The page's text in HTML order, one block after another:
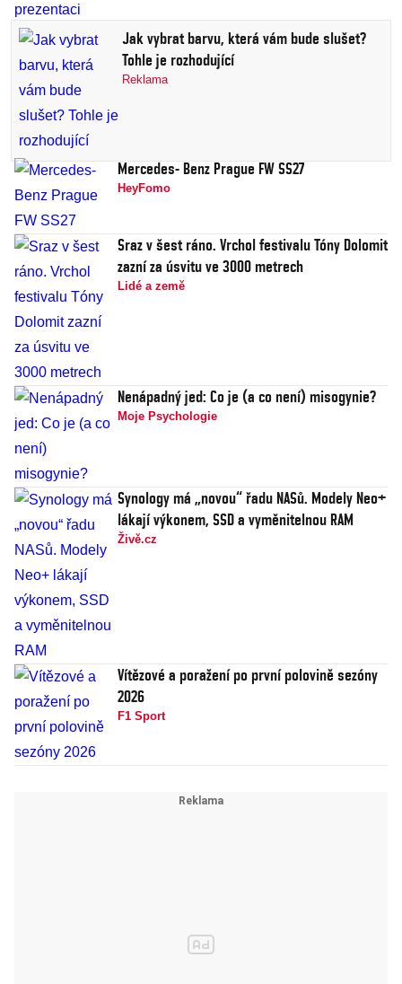
Jak vybrat barvu, která vám bude slušet?
Tohle je rozhodující
Reklama
Mercedes- Benz Prague FW SS27
HeyFomo
Sraz v šest ráno. Vrchol festivalu Tóny Dolomit
zazní za úsvitu ve 3000 metrech
Lidé a země
Nenápadný jed: Co je (a co není) misogynie?
Moje Psychologie
Synology má „novou“ řadu NASů. Modely Neo+
lákají výkonem, SSD a vyměnitelnou RAM
Živě.cz
Vítězové a poražení po první polovině sezóny
2026
F1 Sport